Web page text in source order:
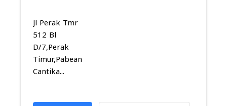
Jl Perak Tmr
512 Bl
D/7,Perak
Timur,Pabean
Cantika...